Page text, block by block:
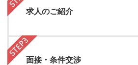
求人のご紹介
面接・条件交渉